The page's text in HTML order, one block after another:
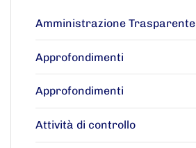
Amministrazione Trasparente
Approfondimenti
Approfondimenti
Attività di controllo